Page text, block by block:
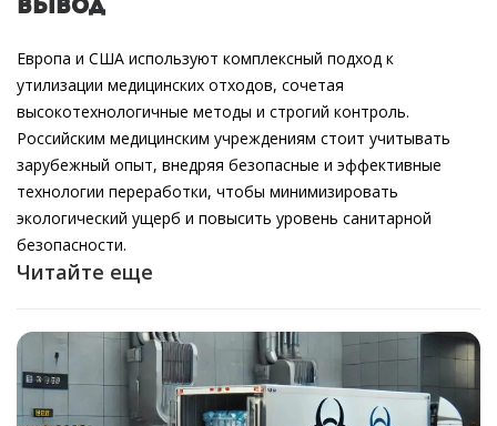
Вывод
Европа и США используют комплексный подход к
утилизации медицинских отходов, сочетая
высокотехнологичные методы и строгий контроль.
Российским медицинским учреждениям стоит учитывать
зарубежный опыт, внедряя безопасные и эффективные
технологии переработки, чтобы минимизировать
экологический ущерб и повысить уровень санитарной
безопасности.
Читайте еще